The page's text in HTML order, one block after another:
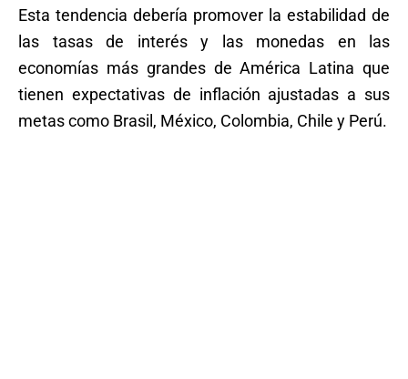
Esta tendencia debería promover la estabilidad de
las tasas de interés y las monedas en las
economías más grandes de América Latina que
tienen expectativas de inflación ajustadas a sus
metas como Brasil, México, Colombia, Chile y Perú.